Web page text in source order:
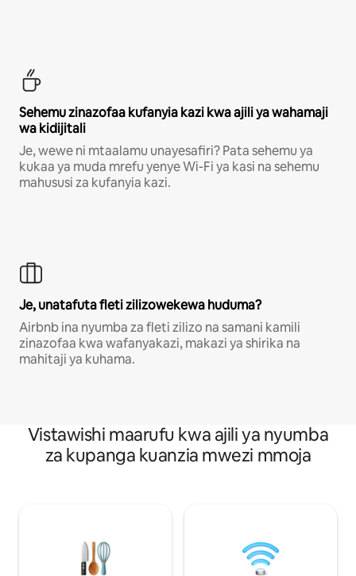
Sehemu zinazofaa kufanyia kazi kwa ajili ya wahamaji
wa kidijitali
Je, wewe ni mtaalamu unayesafiri? Pata sehemu ya
kukaa ya muda mrefu yenye Wi-Fi ya kasi na sehemu
mahususi za kufanyia kazi.
Je, unatafuta fleti zilizowekewa huduma?
Airbnb ina nyumba za fleti zilizo na samani kamili
zinazofaa kwa wafanyakazi, makazi ya shirika na
mahitaji ya kuhama.
Vistawishi maarufu kwa ajili ya nyumba
za kupanga kuanzia mwezi mmoja